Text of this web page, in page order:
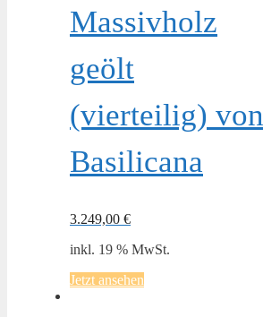
Massivholz
geölt
(vierteilig) von
Basilicana
3.249,00 €
inkl. 19 % MwSt.
Jetzt ansehen